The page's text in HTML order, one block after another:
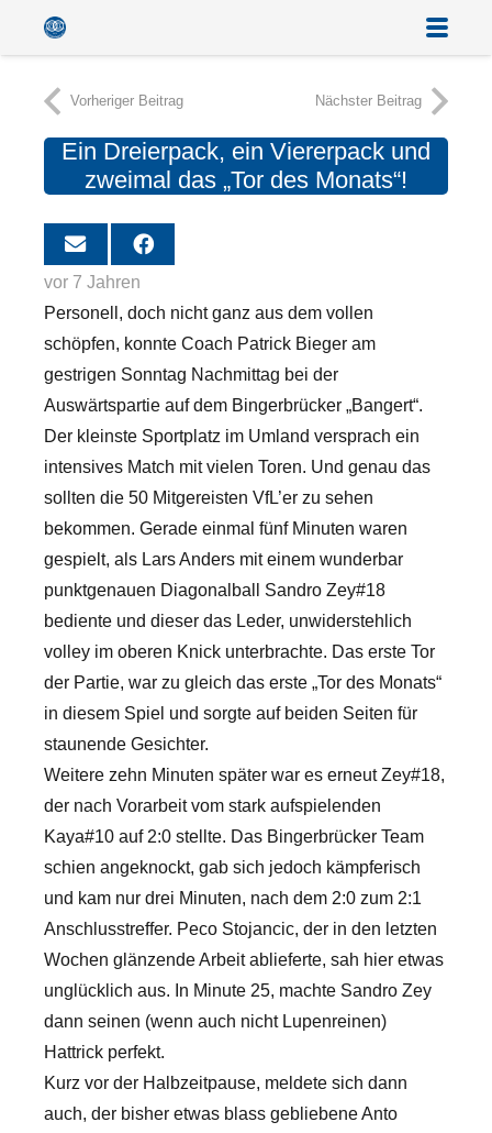
Vorheriger Beitrag Nächster Beitrag
Ein Dreierpack, ein Viererpack und
zweimal das „Tor des Monats“!
vor 7 Jahren
Personell, doch nicht ganz aus dem vollen
schöpfen, konnte Coach Patrick Bieger am
gestrigen Sonntag Nachmittag bei der
Auswärtspartie auf dem Bingerbrücker „Bangert“.
Der kleinste Sportplatz im Umland versprach ein
intensives Match mit vielen Toren. Und genau das
sollten die 50 Mitgereisten VfL’er zu sehen
bekommen. Gerade einmal fünf Minuten waren
gespielt, als Lars Anders mit einem wunderbar
punktgenauen Diagonalball Sandro Zey#18
bediente und dieser das Leder, unwiderstehlich
volley im oberen Knick unterbrachte. Das erste Tor
der Partie, war zu gleich das erste „Tor des Monats“
in diesem Spiel und sorgte auf beiden Seiten für
staunende Gesichter.
Weitere zehn Minuten später war es erneut Zey#18,
der nach Vorarbeit vom stark aufspielenden
Kaya#10 auf 2:0 stellte. Das Bingerbrücker Team
schien angeknockt, gab sich jedoch kämpferisch
und kam nur drei Minuten, nach dem 2:0 zum 2:1
Anschlusstreffer. Peco Stojancic, der in den letzten
Wochen glänzende Arbeit ablieferte, sah hier etwas
unglücklich aus. In Minute 25, machte Sandro Zey
dann seinen (wenn auch nicht Lupenreinen)
Hattrick perfekt.
Kurz vor der Halbzeitpause, meldete sich dann
auch, der bisher etwas blass gebliebene Anto